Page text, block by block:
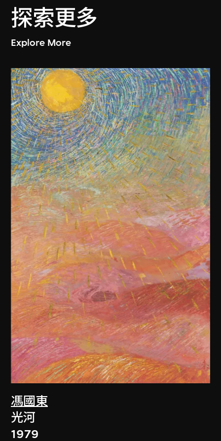
探索更多
Explore More
馮國東
光河
1979